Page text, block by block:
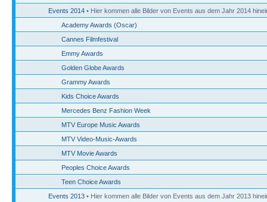
Events 2014 • Hier kommen alle Bilder von Events aus dem Jahr 2014
Academy Awards (Oscar)
Cannes Filmfestival
Emmy Awards
Golden Globe Awards
Grammy Awards
Kids Choice Awards
Mercedes Benz Fashion Week
MTV Europe Music Awards
MTV Video-Music-Awards
MTV Movie Awards
Peoples Choice Awards
Teen Choice Awards
Events 2013 • Hier kommen alle Bilder von Events aus dem Jahr 2013